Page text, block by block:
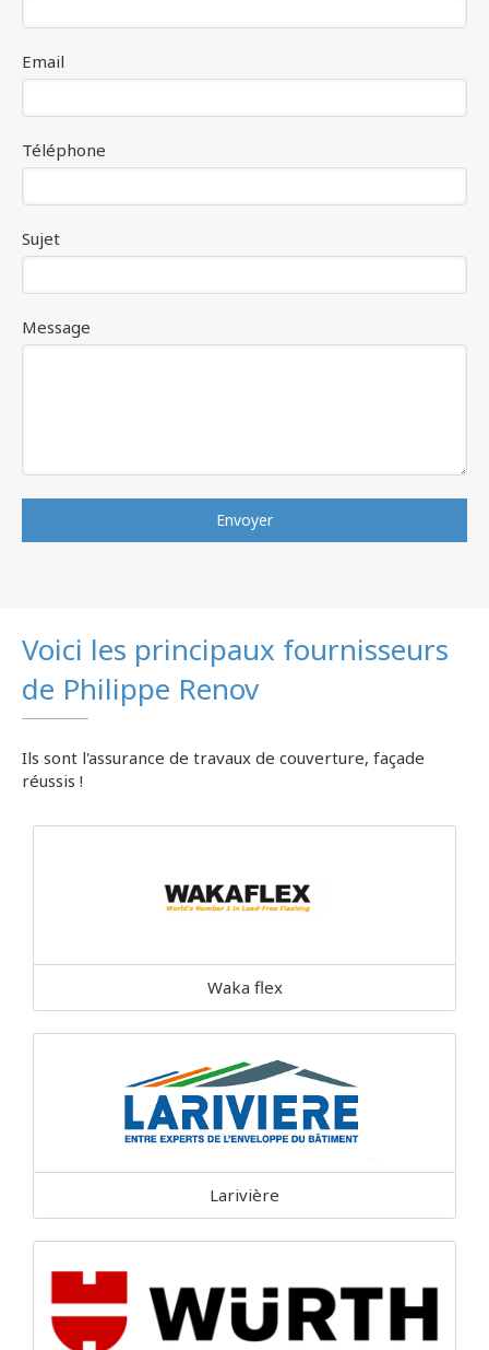
Email
Téléphone
Sujet
Message
Envoyer
Voici les principaux fournisseurs
de Philippe Renov
Ils sont l'assurance de travaux de couverture, façade
réussis !
Waka flex
Larivière